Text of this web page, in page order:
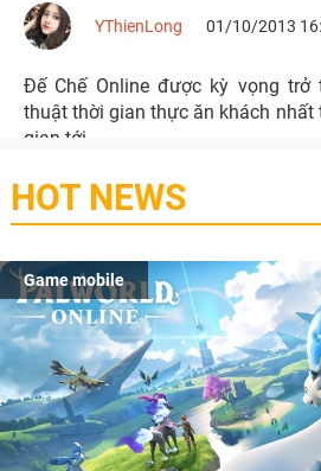
YThienLong 01/10/2013
Đế Chế Online được kỳ vọng trở
thuật thời gian thực ăn khách nhất
gian tới.
HOT NEWS
Game mobile